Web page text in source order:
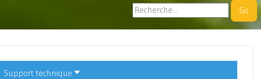
Rechercher
Go
Support technique